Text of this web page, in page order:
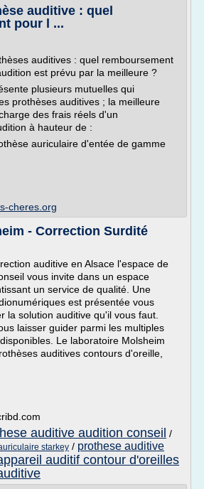
auditive : quel
pour l ...
auditives : quel remboursement
est prévu par la meilleure ?
plusieurs mutuelles qui
prothèses auditives ; la meilleure
des frais réels d'un
à hauteur de :
auriculaire d'entée de gamme
cheres.org
- Correction Surdité
auditive en Alsace l'espace de
vous invite dans un espace
un service de qualité. Une
est présentée vous
la solution auditive qu'il vous faut.
laisser guider parmi les multiples
Le laboratoire Molsheim
auditives contours d'oreille,
auditive audition conseil /
starkey / prothese auditive
auditif contour d'oreilles